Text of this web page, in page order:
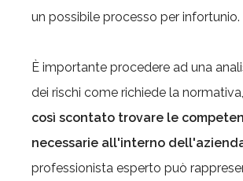
un possibile processo per infortunio.
È importante procedere ad una
dei rischi come richiede la
così scontato trovare le
necessarie all'interno
professionista esperto può